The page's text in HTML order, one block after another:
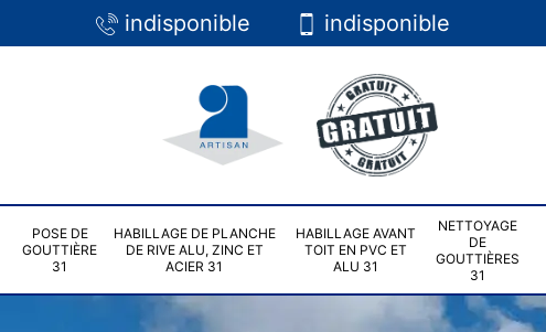
indisponible indisponible
POSE DE
GOUTTIÈRE
31
HABILLAGE DE PLANCHE
DE RIVE ALU, ZINC ET
ACIER 31
HABILLAGE AVANT
TOIT EN PVC ET
ALU 31
NETTOYAGE
DE
GOUTTIÈRES
31